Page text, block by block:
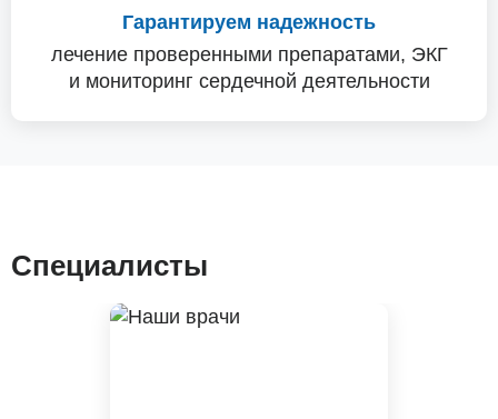
Гарантируем надежность
лечение проверенными препаратами, ЭКГ
и мониторинг сердечной деятельности
Специалисты